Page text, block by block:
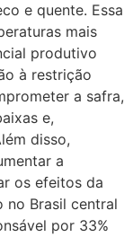
e quente. Essa
mais
produtivo
à restrição
a safra,
e,
disso,
a
os efeitos da
no Brasil central
por 33%